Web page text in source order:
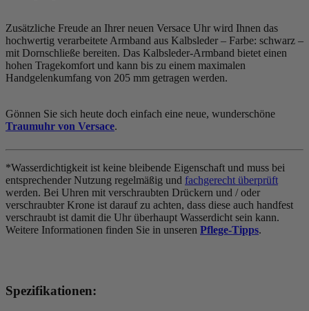
Zusätzliche Freude an Ihrer neuen Versace Uhr wird Ihnen das
hochwertig verarbeitete Armband aus Kalbsleder – Farbe: schwarz –
mit Dornschließe bereiten. Das Kalbsleder-Armband bietet einen
hohen Tragekomfort und kann bis zu einem maximalen
Handgelenkumfang von 205 mm getragen werden.
Gönnen Sie sich heute doch einfach eine neue, wunderschöne
Traumuhr von Versace.
*Wasserdichtigkeit ist keine bleibende Eigenschaft und muss bei
entsprechender Nutzung regelmäßig und fachgerecht überprüft
werden. Bei Uhren mit verschraubten Drückern und / oder
verschraubter Krone ist darauf zu achten, dass diese auch handfest
verschraubt ist damit die Uhr überhaupt Wasserdicht sein kann.
Weitere Informationen finden Sie in unseren Pflege-Tipps.
Spezifikationen: